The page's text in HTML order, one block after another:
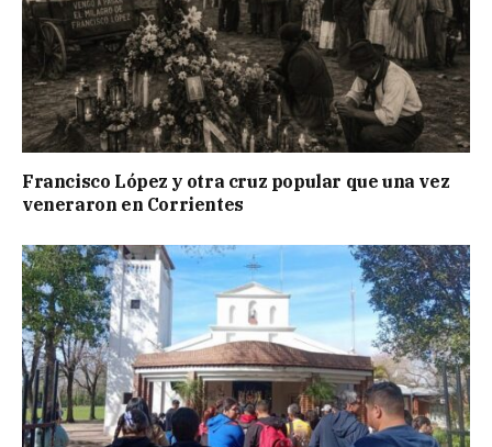
Francisco López y otra cruz popular que una vez
veneraron en Corrientes